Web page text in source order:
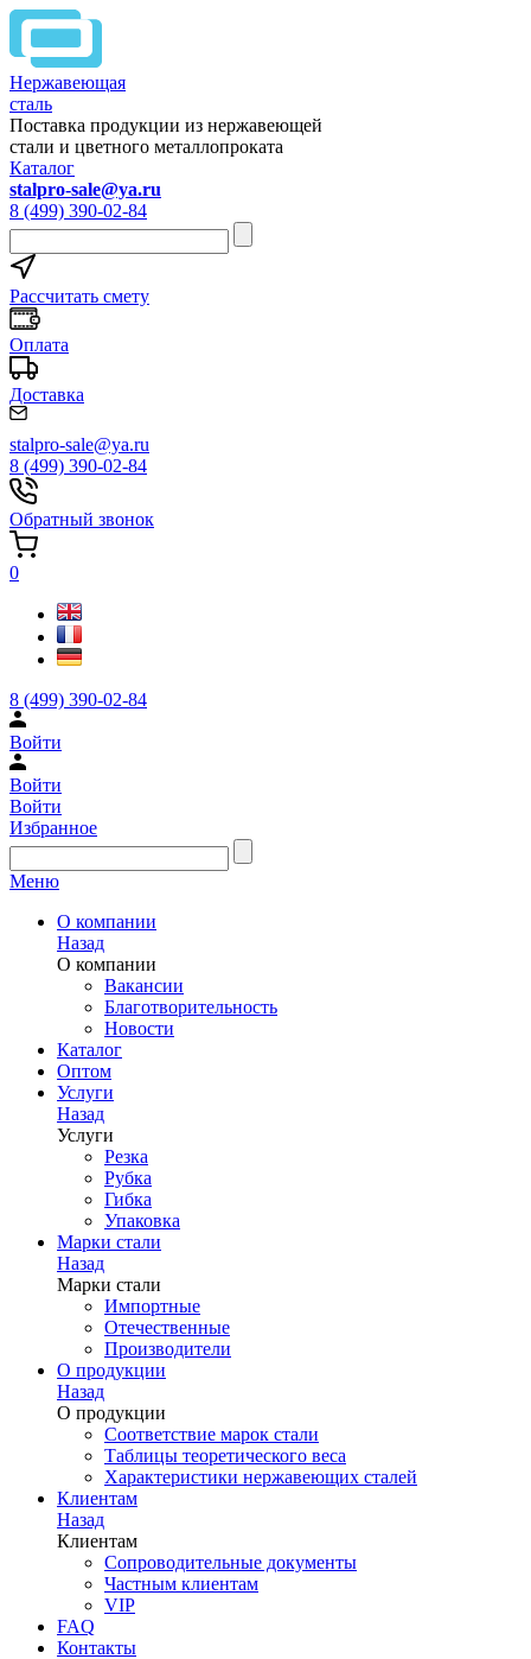
Нержавеющая
сталь
Поставка продукции из нержавеющей
стали и цветного металлопроката
Каталог
stalpro-sale@ya.ru
8 (499) 390-02-84
Рассчитать смету
Оплата
Доставка
stalpro-sale@ya.ru
8 (499) 390-02-84
Обратный звонок
0
8 (499) 390-02-84
Войти
Войти
Войти
Избранное
Меню
О компании
Назад
О компании
Вакансии
Благотворительность
Новости
Каталог
Оптом
Услуги
Назад
Услуги
Резка
Рубка
Гибка
Упаковка
Марки стали
Назад
Марки стали
Импортные
Отечественные
Производители
О продукции
Назад
О продукции
Соответствие марок стали
Таблицы теоретического веса
Характеристики нержавеющих сталей
Клиентам
Назад
Клиентам
Сопроводительные документы
Частным клиентам
VIP
FAQ
Контакты